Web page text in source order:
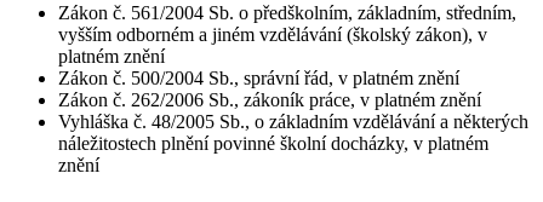
Zákon č. 561/2004 Sb. o předškolním, základním, středním,
vyšším odborném a jiném vzdělávání (školský zákon), v
platném znění
Zákon č. 500/2004 Sb., správní řád, v platném znění
Zákon č. 262/2006 Sb., zákoník práce, v platném znění
Vyhláška č. 48/2005 Sb., o základním vzdělávání a některých
náležitostech plnění povinné školní docházky, v platném
znění